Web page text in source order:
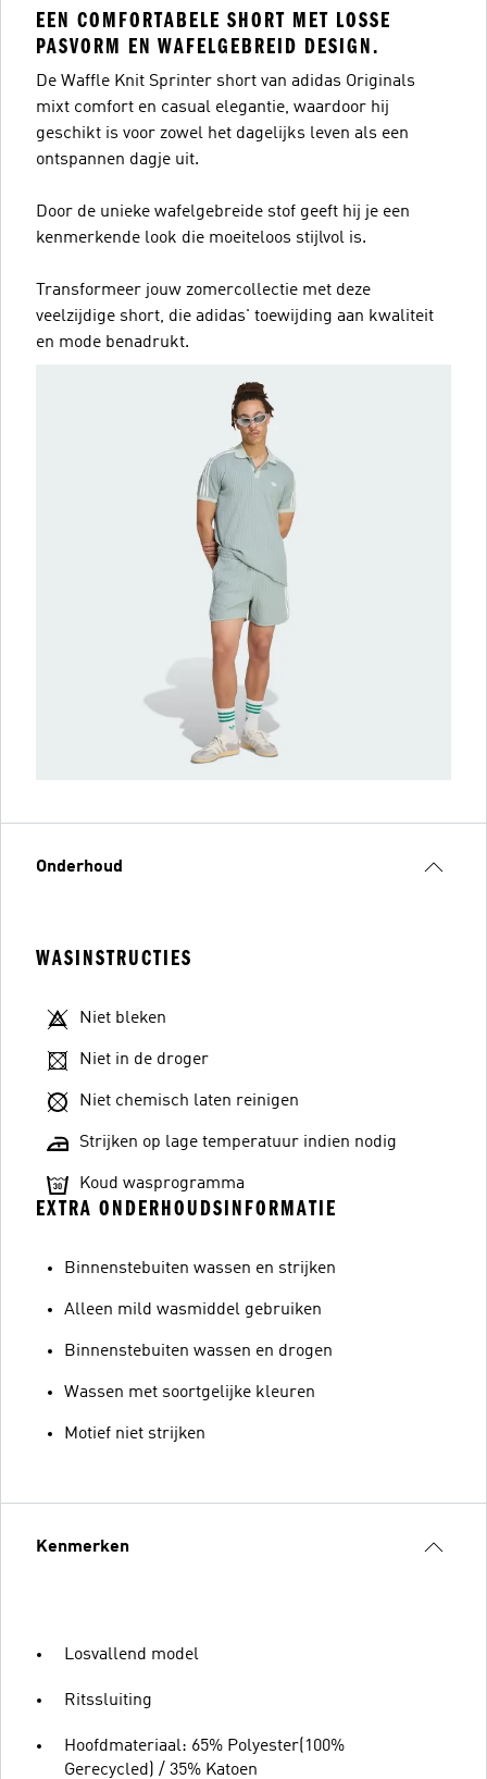
EEN COMFORTABELE SHORT MET LOSSE
PASVORM EN WAFELGEBREID DESIGN.
De Waffle Knit Sprinter short van adidas Originals
mixt comfort en casual elegantie, waardoor hij
geschikt is voor zowel het dagelijks leven als een
ontspannen dagje uit.
Door de unieke wafelgebreide stof geeft hij je een
kenmerkende look die moeiteloos stijlvol is.
Transformeer jouw zomercollectie met deze
veelzijdige short, die adidas' toewijding aan kwaliteit
en mode benadrukt.
Onderhoud
WASINSTRUCTIES
Niet bleken
Niet in de droger
Niet chemisch laten reinigen
Strijken op lage temperatuur indien nodig
Koud wasprogramma
EXTRA ONDERHOUDSINFORMATIE
Binnenstebuiten wassen en strijken
Alleen mild wasmiddel gebruiken
Binnenstebuiten wassen en drogen
Wassen met soortgelijke kleuren
Motief niet strijken
Kenmerken
Losvallend model
Ritssluiting
Hoofdmateriaal: 65% Polyester(100%
Gerecycled) / 35% Katoen